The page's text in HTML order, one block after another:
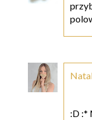
:D :*